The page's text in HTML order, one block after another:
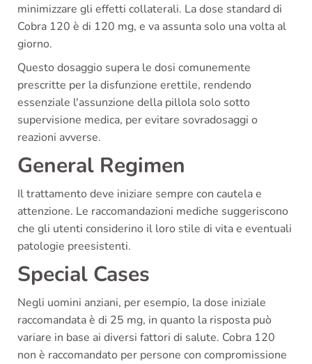
minimizzare gli effetti collaterali. La dose standard di
Cobra 120 è di 120 mg, e va assunta solo una volta al
giorno.
Questo dosaggio supera le dosi comunemente
prescritte per la disfunzione erettile, rendendo
essenziale l'assunzione della pillola solo sotto
supervisione medica, per evitare sovradosaggi o
reazioni avverse.
General Regimen
Il trattamento deve iniziare sempre con cautela e
attenzione. Le raccomandazioni mediche suggeriscono
che gli utenti considerino il loro stile di vita e eventuali
patologie preesistenti.
Special Cases
Negli uomini anziani, per esempio, la dose iniziale
raccomandata è di 25 mg, in quanto la risposta può
variare in base ai diversi fattori di salute. Cobra 120
non è raccomandato per persone con compromissione